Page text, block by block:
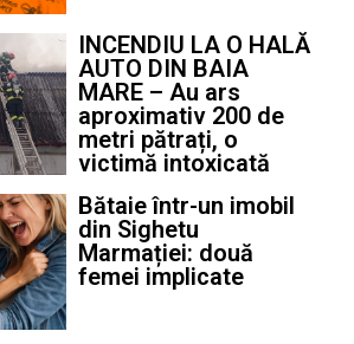
INCENDIU LA O HALĂ
AUTO DIN BAIA
MARE – Au ars
aproximativ 200 de
metri pătrați, o
victimă intoxicată
Bătaie într-un imobil
din Sighetu
Marmației: două
femei implicate